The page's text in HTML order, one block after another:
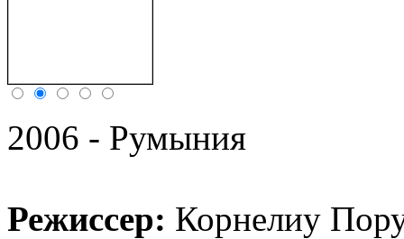
2006 - Румыния
Режиссер: Корнелиу